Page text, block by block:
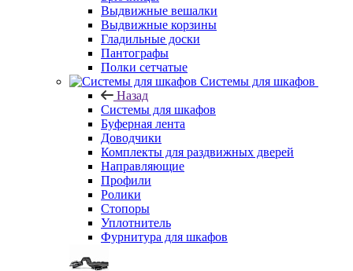
Выдвижные вешалки
Выдвижные корзины
Гладильные доски
Пантографы
Полки сетчатые
Системы для шкафов
Назад
Системы для шкафов
Буферная лента
Доводчики
Комплекты для раздвижных дверей
Направляющие
Профили
Ролики
Стопоры
Уплотнитель
Фурнитура для шкафов